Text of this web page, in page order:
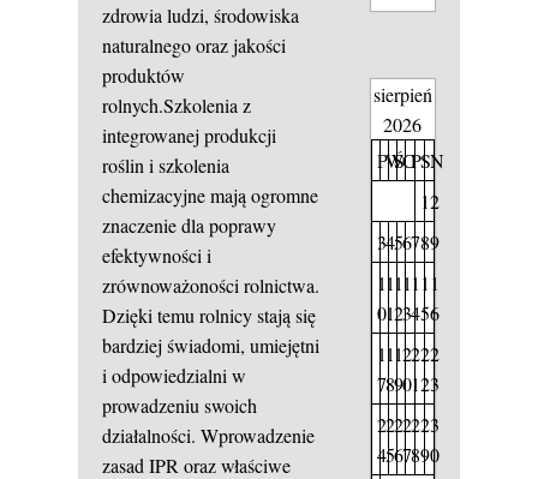
zdrowia ludzi, środowiska
naturalnego oraz jakości
produktów
rolnych.Szkolenia z
integrowanej produkcji
roślin i szkolenia
chemizacyjne mają ogromne
znaczenie dla poprawy
efektywności i
zrównoważoności rolnictwa.
Dzięki temu rolnicy stają się
bardziej świadomi, umiejętni
i odpowiedzialni w
prowadzeniu swoich
działalności. Wprowadzenie
zasad IPR oraz właściwe
sierpień
2026
PW
ŚCPSN
12
3456789
1
0
1
1
1
2
1
3
1
4
1
5
1
6
1
7
1
8
1
9
2
0
2
1
2
2
2
3
2
4
2
5
2
6
2
7
2
8
2
9
3
0